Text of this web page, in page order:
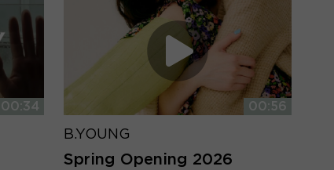
00:34 00:56
B.YOUNG
Spring Opening 2026